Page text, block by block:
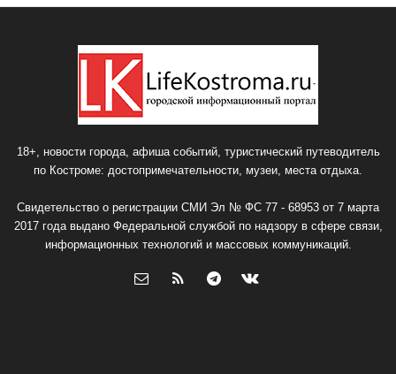
18+, новости города, афиша событий, туристический путеводитель
по Костроме: достопримечательности, музеи, места отдыха.
Свидетельство о регистрации СМИ Эл № ФС 77 - 68953 от 7 марта
2017 года выдано Федеральной службой по надзору в сфере связи,
информационных технологий и массовых коммуникаций.